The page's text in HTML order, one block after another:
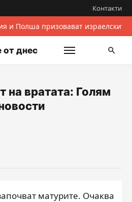
Контакти
и Полша призовават
от днес
на вратата: Голям
матурите. Очаква